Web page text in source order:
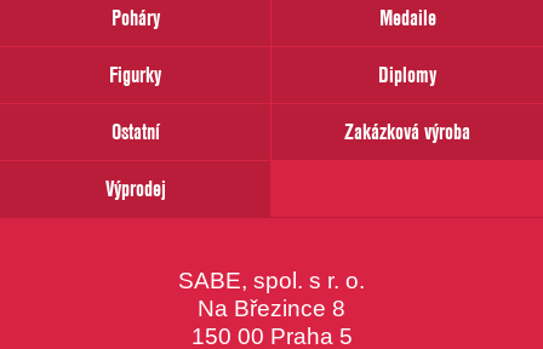
email
Poháry
Medaile
Figurky
Diplomy
Ostatní
Zakázková výroba
Výprodej
SABE, spol. s r. o.
Na Březince 8
150 00 Praha 5